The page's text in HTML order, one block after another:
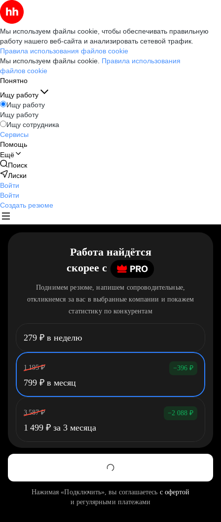
Мы используем файлы cookie, чтобы обеспечивать правильную
работу нашего веб-сайта и анализировать сетевой трафик.
Правила использования файлов cookie
Мы используем файлы cookie. Правила использования
файлов cookie
Понятно
Ищу работу
Ищу работу
Ищу работу
Ищу сотрудника
Сервисы
Помощь
Ещё
Поиск
Лиски
Войти
Войти
Создать резюме
Работа найдётся
скорее c
Поднимем резюме, напишем сопроводительные,
откликнемся за вас в выбранные компании и покажем
статистику по конкурентам
279 ₽ в неделю
1 195 ₽ −396 ₽
799 ₽ в месяц
3 587 ₽ −2 088 ₽
1 499 ₽ за 3 месяца
Нажимая «Подключить», вы соглашаетесь с офертой
и регулярными платежами